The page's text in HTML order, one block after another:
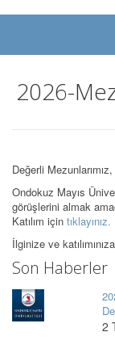
2026-
Değerli Mezunlarımız,
Ondokuz Mayıs
görüşlerini almak
Katılım için tıklayınız.
İlginize ve
Son Haberler
2